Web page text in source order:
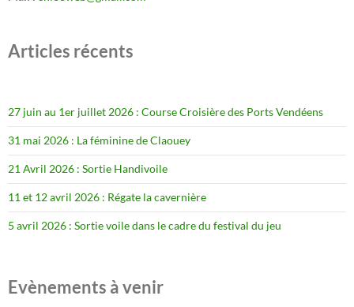
Articles récents
27 juin au 1er juillet 2026 : Course Croisière des Ports Vendéens
31 mai 2026 : La féminine de Claouey
21 Avril 2026 : Sortie Handivoile
11 et 12 avril 2026 : Régate la cavernière
5 avril 2026 : Sortie voile dans le cadre du festival du jeu
Evènements à venir